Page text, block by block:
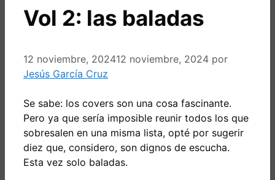
Vol 2: las baladas
12 noviembre, 202412 noviembre, 2024 por
Jesús García Cruz
Se sabe: los covers son una cosa fascinante.
Pero ya que sería imposible reunir todos los que
sobresalen en una misma lista, opté por sugerir
diez que, considero, son dignos de escucha.
Esta vez solo baladas.